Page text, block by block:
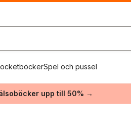
Spel och pussel
upp till 50% →